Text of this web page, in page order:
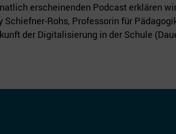
erscheinenden Podcast erklären
Rohs, Professorin für
der Digitalisierung in der Schule